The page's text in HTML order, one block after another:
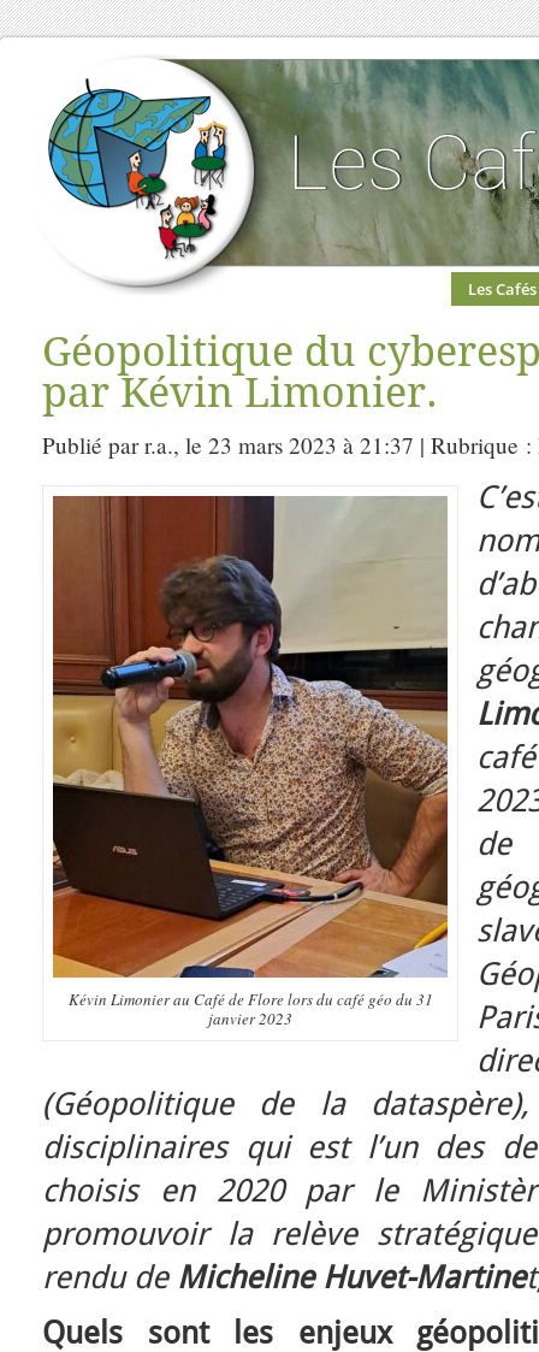
Les Cafés
Géopolitique du
par Kévin Limonier.
Publié par r.a., le 23 mars 2023 à 21:37 | Rubrique :
Kévin Limonier au Café de Flore lors du café géo du 31
janvier 2023
(Géopolitique de la
disciplinaires qui est l’un des
choisis en 2020 par le
promouvoir la relève
rendu de Micheline Huvet-Martine
Quels sont les enjeux